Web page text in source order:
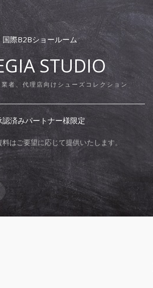
国際B2Bショールーム
STUDIO
者、代理店向けシューズコレクション
認済みパートナー様限定
はご要望に応じて提供いたします。